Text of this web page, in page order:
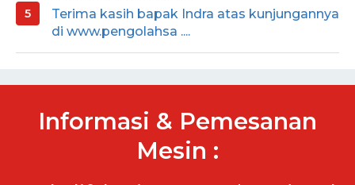
Terima kasih bapak Indra atas kunjungannya
di www.pengolahsa ....
Informasi & Pemesanan
Mesin :